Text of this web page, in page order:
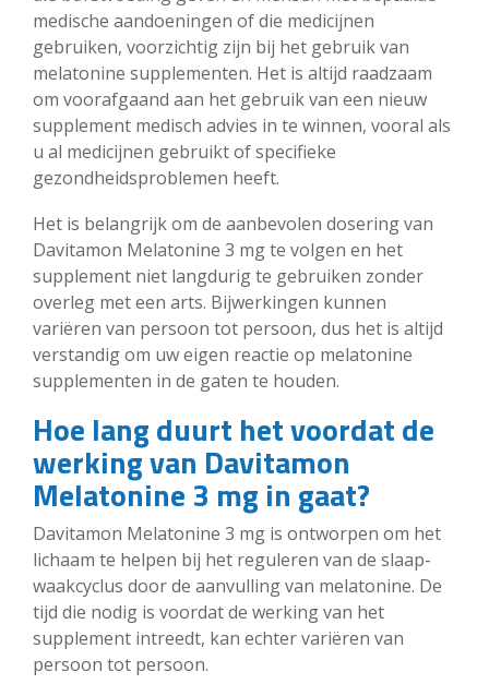
medische aandoeningen of die medicijnen
gebruiken, voorzichtig zijn bij het gebruik van
melatonine supplementen. Het is altijd raadzaam
om voorafgaand aan het gebruik van een nieuw
supplement medisch advies in te winnen, vooral als
u al medicijnen gebruikt of specifieke
gezondheidsproblemen heeft.
Het is belangrijk om de aanbevolen dosering van
Davitamon Melatonine 3 mg te volgen en het
supplement niet langdurig te gebruiken zonder
overleg met een arts. Bijwerkingen kunnen
variëren van persoon tot persoon, dus het is altijd
verstandig om uw eigen reactie op melatonine
supplementen in de gaten te houden.
Hoe lang duurt het voordat de
werking van Davitamon
Melatonine 3 mg in gaat?
Davitamon Melatonine 3 mg is ontworpen om het
lichaam te helpen bij het reguleren van de slaap-
waakcyclus door de aanvulling van melatonine. De
tijd die nodig is voordat de werking van het
supplement intreedt, kan echter variëren van
persoon tot persoon.